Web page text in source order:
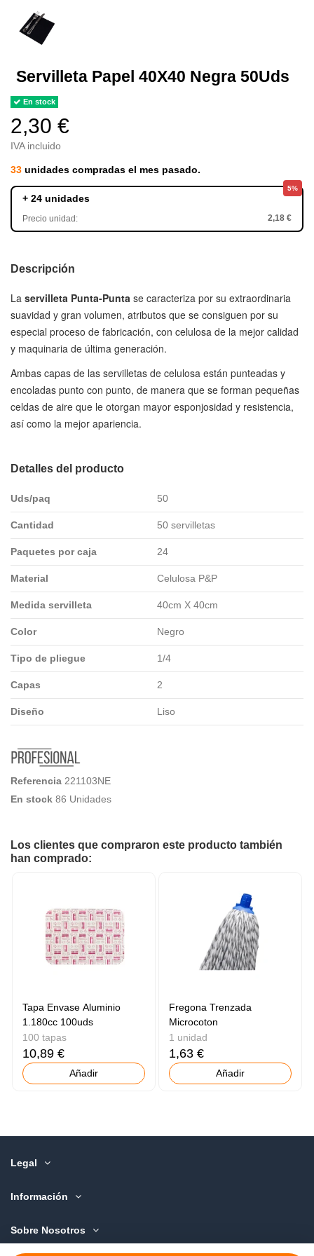
Servilleta Papel 40X40 Negra 50Uds
En stock
2,30 €
IVA incluido
33 unidades compradas el mes pasado.
5%
+ 24 unidades
Precio unidad: 2,18 €
Descripción
La servilleta Punta-Punta se caracteriza por su extraordinaria
suavidad y gran volumen, atributos que se consiguen por su
especial proceso de fabricación, con celulosa de la mejor calidad
y maquinaria de última generación.
Ambas capas de las servilletas de celulosa están punteadas y
encoladas punto con punto, de manera que se forman pequeñas
celdas de aire que le otorgan mayor esponjosidad y resistencia,
así como la mejor apariencia.
Detalles del producto
Uds/paq 50
Cantidad 50 servilletas
Paquetes por caja 24
Material Celulosa P&P
Medida servilleta 40cm X 40cm
Color Negro
Tipo de pliegue 1/4
Capas 2
Diseño Liso
Referencia 221103NE
En stock 86 Unidades
Los clientes que compraron este producto también
han comprado:
Tapa Envase Aluminio
1.180cc 100uds
100 tapas
10,89 €
Añadir
Fregona Trenzada
Microcoton
1 unidad
1,63 €
Añadir
Legal
Información
Sobre Nosotros